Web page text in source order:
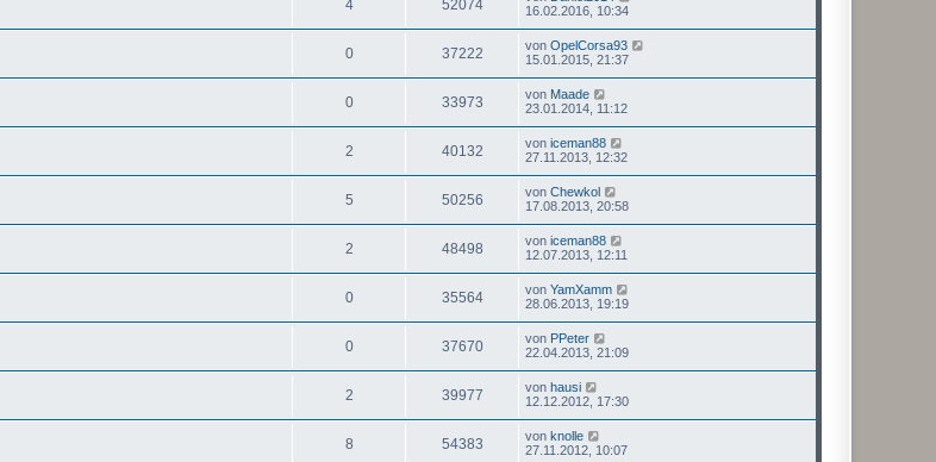
4 52074
16.02.2016, 10:34
0 37222 von OpelCorsa93
15.01.2015, 21:37
0 33973 von Maade
23.01.2014, 11:12
2 40132 von iceman88
27.11.2013, 12:32
5 50256 von Chewkol
17.08.2013, 20:58
2 48498 von iceman88
12.07.2013, 12:11
0 35564 von YamXamm
28.06.2013, 19:19
0 37670 von PPeter
22.04.2013, 21:09
2 39977 von hausi
12.12.2012, 17:30
8 54383 von knolle
27.11.2012, 10:07